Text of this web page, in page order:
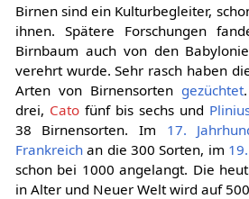
Birnen sind ein Kulturbegleiter,
ihnen. Spätere Forschungen
Birnbaum auch von den
verehrt wurde. Sehr rasch haben
Arten von Birnensorten gezüchtet
drei, Catofünf bis sechs und
38 Birnensorten. Im 17.
Frankreichan die 300 Sorten, im
schon bei 1000 angelangt. Die
in Alter und Neuer Welt wird auf